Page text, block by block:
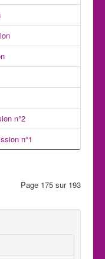
n°2
n°1
Page 175 sur 193